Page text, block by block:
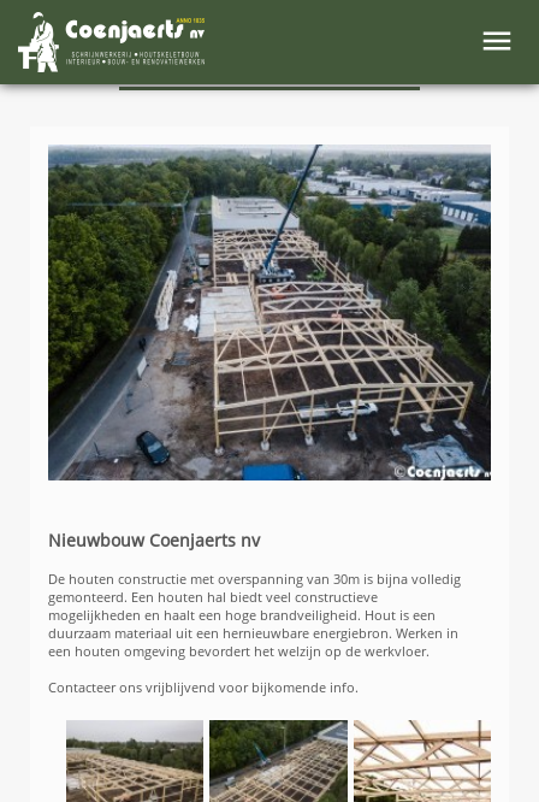
Nieuwbouw Coenjaerts nv
De houten constructie met overspanning van 30m is bijna volledig
gemonteerd. Een houten hal biedt veel constructieve
mogelijkheden en haalt een hoge brandveiligheid. Hout is een
duurzaam materiaal uit een hernieuwbare energiebron. Werken in
een houten omgeving bevordert het welzijn op de werkvloer.
Contacteer ons vrijblijvend voor bijkomende info.